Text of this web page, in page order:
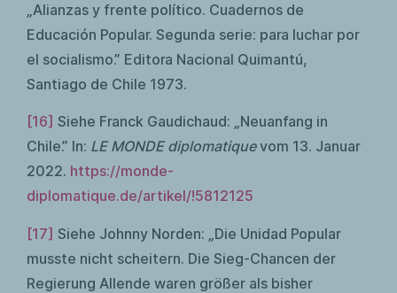
„Alianzas y frente político. Cuadernos de
Educación Popular. Segunda serie: para luchar por
el socialismo.” Editora Nacional Quimantú,
Santiago de Chile 1973.
[16] Siehe Franck Gaudichaud: „Neuanfang in
Chile.” In: LE MONDE diplomatiquevom 13. Januar
2022. https://monde-
diplomatique.de/artikel/!5812125
[17] Siehe Johnny Norden: „Die Unidad Popular
musste nicht scheitern. Die Sieg-Chancen der
Regierung Allende waren größer als bisher